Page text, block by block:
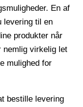
En af
levering til en
produkter når
nemlig virkelig let
mulighed for
bestille levering